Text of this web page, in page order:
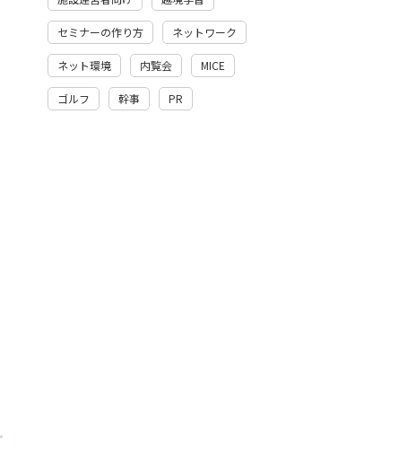
セミナーの作り方 ネットワーク
ネット環境 内覧会 MICE
ゴルフ 幹事 PR